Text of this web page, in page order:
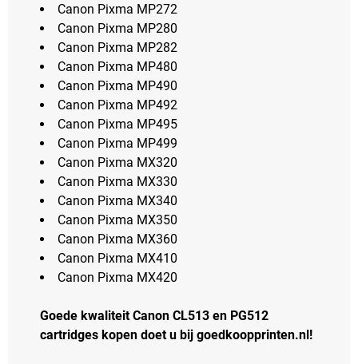
Canon Pixma MP272
Canon Pixma MP280
Canon Pixma MP282
Canon Pixma MP480
Canon Pixma MP490
Canon Pixma MP492
Canon Pixma MP495
Canon Pixma MP499
Canon Pixma MX320
Canon Pixma MX330
Canon Pixma MX340
Canon Pixma MX350
Canon Pixma MX360
Canon Pixma MX410
Canon Pixma MX420
Goede kwaliteit Canon CL513 en PG512
cartridges kopen doet u bij goedkoopprinten.nl!